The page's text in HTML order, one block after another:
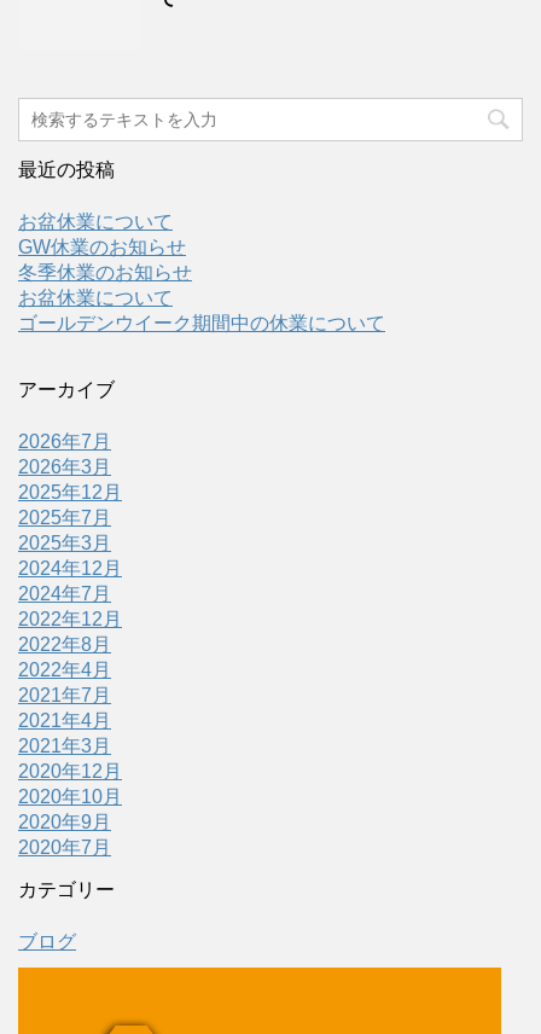
最近の投稿
お盆休業について
GW休業のお知らせ
冬季休業のお知らせ
お盆休業について
ゴールデンウイーク期間中の休業について
アーカイブ
2026年7月
2026年3月
2025年12月
2025年7月
2025年3月
2024年12月
2024年7月
2022年12月
2022年8月
2022年4月
2021年7月
2021年4月
2021年3月
2020年12月
2020年10月
2020年9月
2020年7月
カテゴリー
ブログ